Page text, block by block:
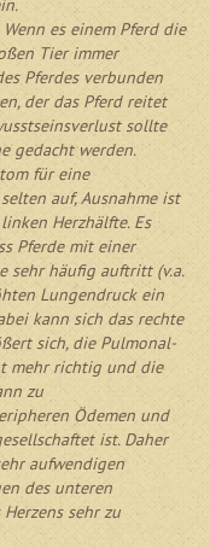
Wenn es einem Pferd die
Tier immer
Pferdes verbunden
der das Pferd reitet
sollte
gedacht werden.
für eine
auf, Ausnahme ist
Herzhälfte. Es
Pferde mit einer
sehr häufig auftritt (v.a.
Lungendruck ein
kann sich das rechte
sich, die Pulmonal-
mehr richtig und die
zu
Ödemen und
ist. Daher
aufwendigen
des unteren
sehr zu